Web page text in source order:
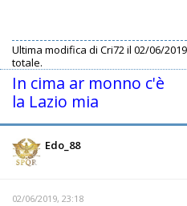
Ultima modifica di Cri72il 02/06/
totale.
In cima ar monno c'è
la Lazio mia
Edo_88
02/06/2019, 23:18